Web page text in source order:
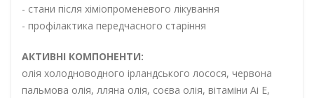
- стани після хіміопроменевого лікування
- профілактика передчасного старіння
АКТИВНІ КОМПОНЕНТИ:
олія холодноводного ірландського лосося, червона
пальмова олія, лляна олія, соєва олія, вітаміни Аі Е,